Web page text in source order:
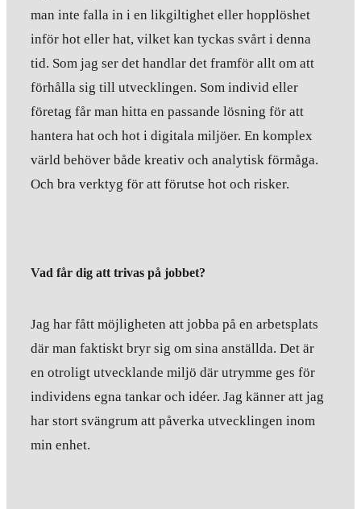
man inte falla in i en likgiltighet eller hopplöshet
inför hot eller hat, vilket kan tyckas svårt i denna
tid. Som jag ser det handlar det framför allt om att
förhålla sig till utvecklingen. Som individ eller
företag får man hitta en passande lösning för att
hantera hat och hot i digitala miljöer. En komplex
värld behöver både kreativ och analytisk förmåga.
Och bra verktyg för att förutse hot och risker.
Vad får dig att trivas på jobbet?
Jag har fått möjligheten att jobba på en arbetsplats
där man faktiskt bryr sig om sina anställda. Det är
en otroligt utvecklande miljö där utrymme ges för
individens egna tankar och idéer. Jag känner att jag
har stort svängrum att påverka utvecklingen inom
min enhet.